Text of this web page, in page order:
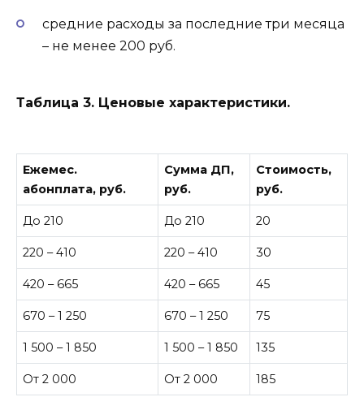
средние расходы за последние три месяца
– не менее 200 руб.
Таблица 3. Ценовые характеристики.
Ежемес.
абонплата, руб.
Сумма ДП,
руб.
Стоимость,
руб.
До 210 До 210 20
220 – 410 220 – 410 30
420 – 665 420 – 665 45
670 – 1 250 670 – 1 250 75
1 500 – 1 850 1 500 – 1 850 135
От 2 000 От 2 000 185